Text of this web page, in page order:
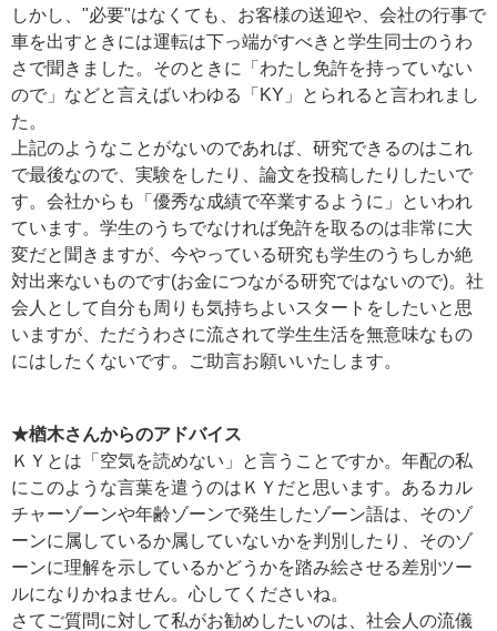
しかし、"必要"はなくても、お客様の送迎や、会社の行事で
車を出すときには運転は下っ端がすべきと学生同士のうわ
さで聞きました。そのときに「わたし免許を持っていない
ので」などと言えばいわゆる「KY」とられると言われまし
た。
上記のようなことがないのであれば、研究できるのはこれ
で最後なので、実験をしたり、論文を投稿したりしたいで
す。会社からも「優秀な成績で卒業するように」といわれ
ています。学生のうちでなければ免許を取るのは非常に大
変だと聞きますが、今やっている研究も学生のうちしか絶
対出来ないものです(お金につながる研究ではないので)。社
会人として自分も周りも気持ちよいスタートをしたいと思
いますが、ただうわさに流されて学生生活を無意味なもの
にはしたくないです。ご助言お願いいたします。
★楢木さんからのアドバイス
ＫＹとは「空気を読めない」と言うことですか。年配の私
にこのような言葉を遣うのはＫＹだと思います。あるカル
チャーゾーンや年齢ゾーンで発生したゾーン語は、そのゾ
ーンに属しているか属していないかを判別したり、そのゾ
ーンに理解を示しているかどうかを踏み絵させる差別ツー
ルになりかねません。心してくださいね。
さてご質問に対して私がお勧めしたいのは、社会人の流儀